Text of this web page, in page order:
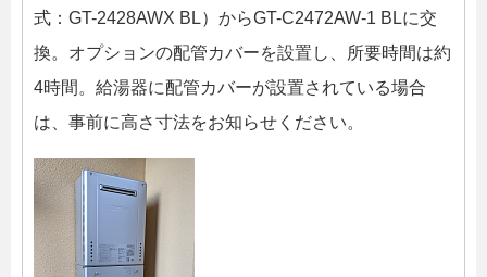
式：GT-2428AWX BL）からGT-C2472AW-1 BLに交
換。オプションの配管カバーを設置し、所要時間は約
4時間。給湯器に配管カバーが設置されている場合
は、事前に高さ寸法をお知らせください。